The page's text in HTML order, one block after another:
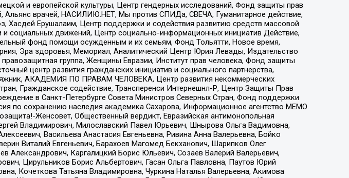
и европейской культуры, Центр гендерных исследований, Фонд защиты прав
Альянс врачей, НАСИЛИЮ.НЕТ, Мы против СПИДа, СВЕЧА, Гуманитарное действие,
Хасдей Ерушалаим, Центр поддержки и содействия развитию средств массовой
социальных движений, Центр социально-информационных инициатив Действие,
фонд помощи осужденным и их семьям, Фонд Тольятти, Новое время,
Эра здоровья, Мемориал, Аналитический Центр Юрия Левады, Издательство
группа, Женщины Евразии, Институт прав человека, Фонд защиты
центр развития гражданских инициатив и социального партнерства,
АКАДЕМИЯ ПО ПРАВАМ ЧЕЛОВЕКА, Центр развития некоммерческих
Гражданское содействие, Трансперенси Интернешнл-Р, Центр Защиты Прав
в Санкт-Петербурге Совета Министров Северных Стран, Фонд поддержки
по сохранению наследия академика Сахарова, Информационное агентство МЕМО.
Женсовет, Общественный вердикт, Евразийская антимонопольная
Владимирович, Милославский Павел Юрьевич, Шнырова Ольга Вадимовна,
Васильева Анастасия Евгеньевна, Ривина Анна Валерьевна, Бойко
Виталий Евгеньевич, Барахоев Магомед Бекханович, Шарипков Олег
Каргалицкий Борис Юльевич, Созаев Валерий Валерьевич,
Цирульников Борис Альбертович, Гасан Ольга Павловна, Паутов Юрий
Кочеткова Татьяна Владимировна, Чуркина Наталья Валерьевна, Акимова